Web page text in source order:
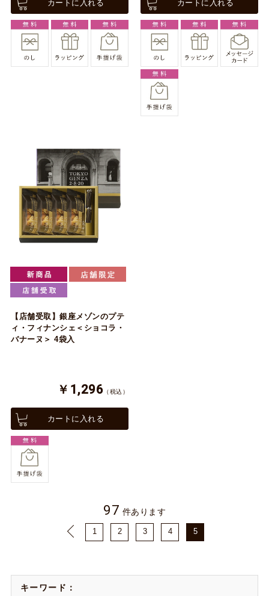
カートに入れる カートに入れる
【店舗受取】銀座メゾンのプテ
ィ・フィナンシェ＜ショコラ・
バナーヌ＞ 4袋入
￥1,296 （税込）
カートに入れる
97 件あります
1 2 3 4 5
キーワード：